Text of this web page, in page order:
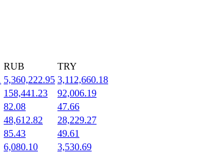
RUB
TRY
5,360,222.95 3,112,660.18
158,441.23
92,006.19
82.08
47.66
48,612.82
28,229.27
85.43
49.61
6,080.10
3,530.69